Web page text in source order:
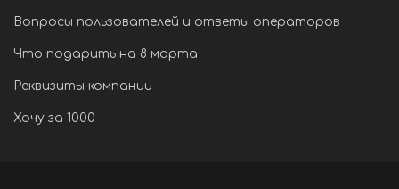
Вопросы пользователей и ответы операторов
Что подарить на 8 марта
Реквизиты компании
Хочу за 1000